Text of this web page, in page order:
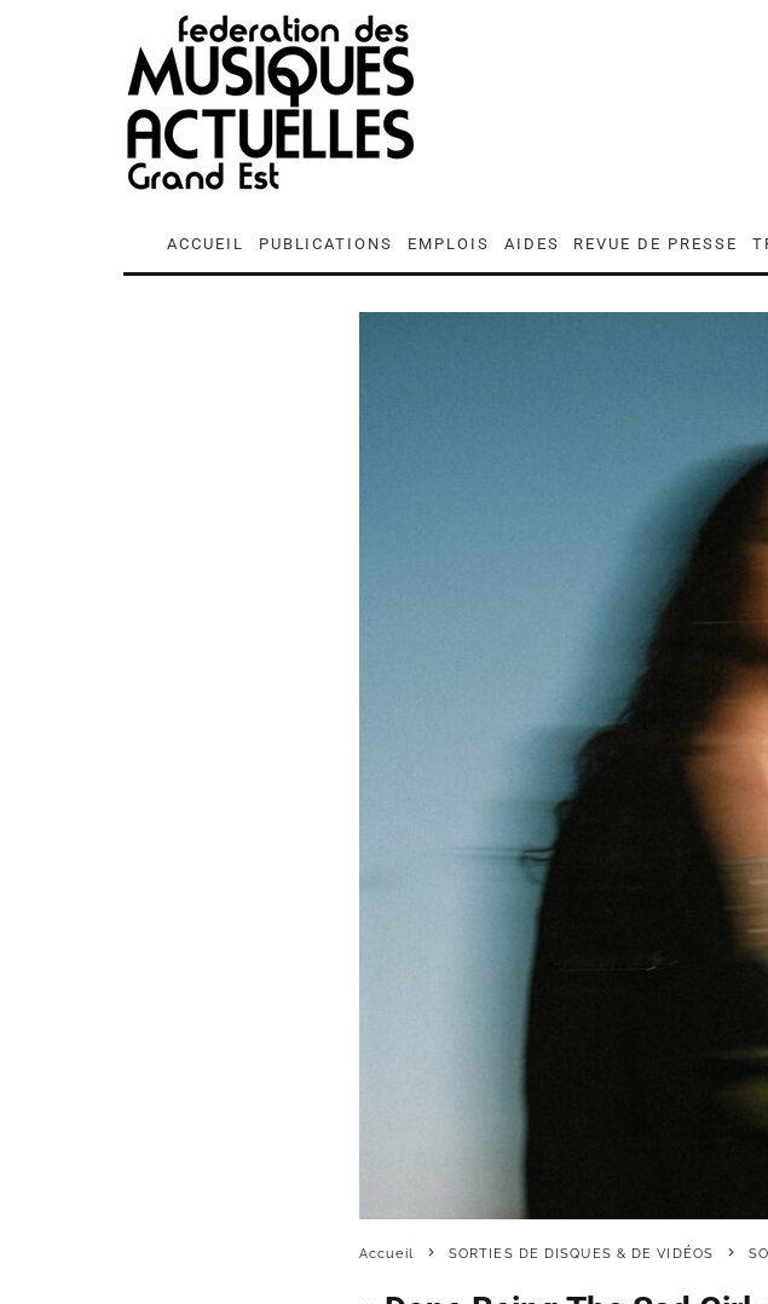
ACCUEIL PUBLICATIONS EMPLOIS AIDES REVUE DE PRESSE
Accueil SORTIES DE DISQUES & DE VIDÉOS